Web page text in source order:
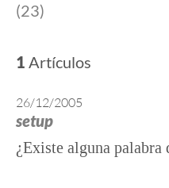
(23)
1 Artículos
26/12/2005
setup
¿Existe alguna palabra